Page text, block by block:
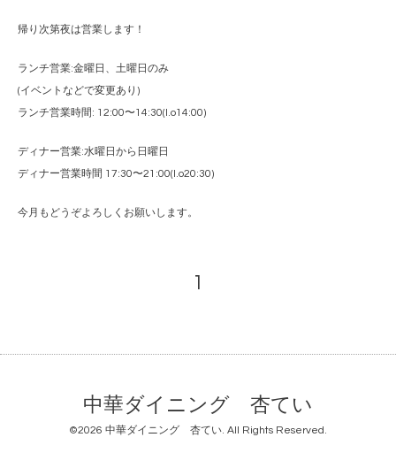
帰り次第夜は営業します！
ランチ営業:金曜日、土曜日のみ
(イベントなどで変更あり)
ランチ営業時間: 12:00〜14:30(l.o14:00)
ディナー営業:水曜日から日曜日
ディナー営業時間 17:30〜21:00(l.o20:30)
今月もどうぞよろしくお願いします。
1
中華ダイニング 杏てい
©2026 中華ダイニング 杏てい. All Rights Reserved.